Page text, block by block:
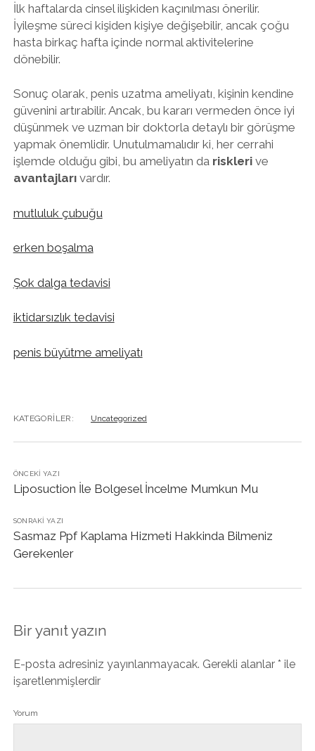
İlk haftalarda cinsel ilişkiden kaçınılması önerilir.
İyileşme süreci kişiden kişiye değişebilir, ancak çoğu
hasta birkaç hafta içinde normal aktivitelerine
dönebilir.
Sonuç olarak, penis uzatma ameliyatı, kişinin kendine
güvenini artırabilir. Ancak, bu kararı vermeden önce iyi
düşünmek ve uzman bir doktorla detaylı bir görüşme
yapmak önemlidir. Unutulmamalıdır ki, her cerrahi
işlemde olduğu gibi, bu ameliyatın da risklerive
avantajlarıvardır.
mutluluk çubuğu
erken boşalma
Şok dalga tedavisi
iktidarsızlık tedavisi
penis büyütme ameliyatı
KATEGORILER: Uncategorized
ÖNCEKI YAZI
Liposuction İle Bolgesel İncelme Mumkun Mu
SONRAKI YAZI
Sasmaz Ppf Kaplama Hizmeti Hakkinda Bilmeniz
Gerekenler
Bir yanıt yazın
E-posta adresiniz yayınlanmayacak. Gerekli alanlar * ile
işaretlenmişlerdir
Yorum